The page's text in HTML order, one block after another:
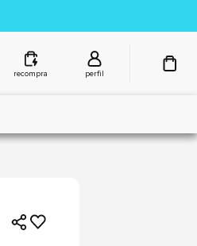
recompra perfil